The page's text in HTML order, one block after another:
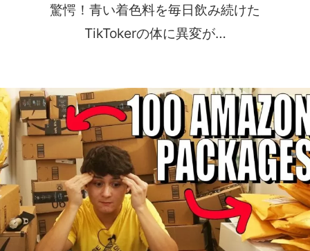
驚愕！青い着色料を毎日飲み続けた
TikTokerの体に異変が…